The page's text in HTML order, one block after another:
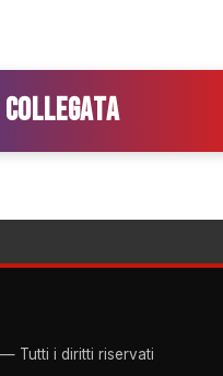
Tutti i diritti riservati